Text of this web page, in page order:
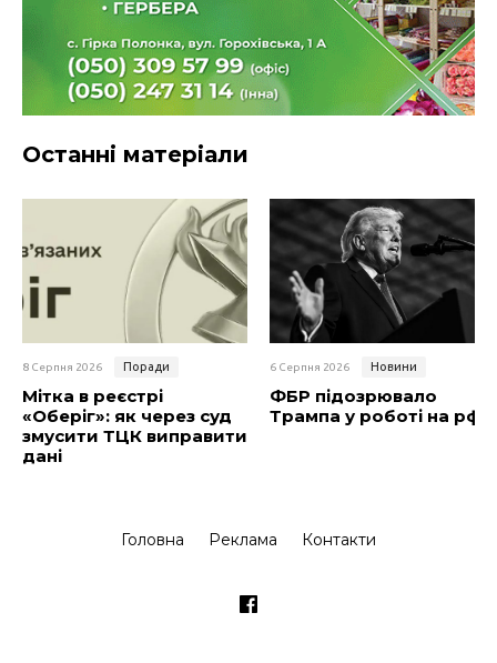
Останні матеріали
8 Серпня 2026 Поради
Мітка в реєстрі
«Оберіг»: як через суд
змусити ТЦК виправити
дані
6 Серпня 2026 Новини
ФБР підозрювало
Трампа у роботі на рф
Головна Реклама Контакти